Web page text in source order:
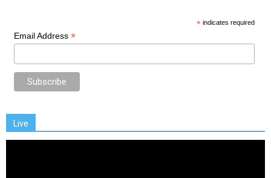
* indicates required
Email Address *
Live